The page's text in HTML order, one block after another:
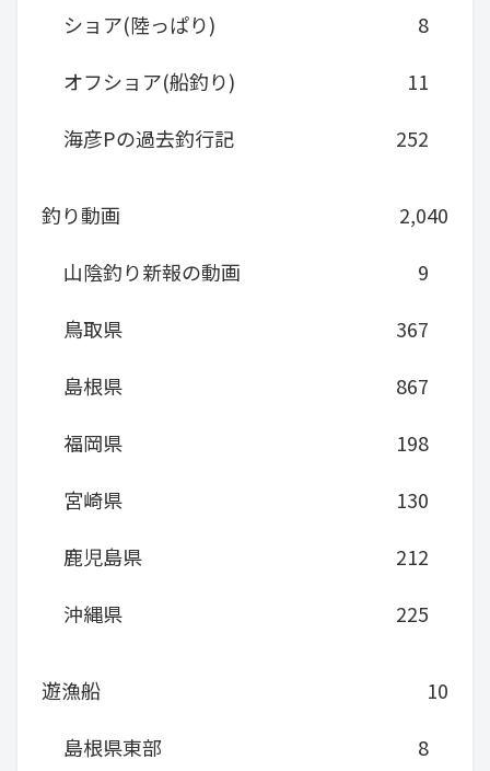
ショア(陸っぱり)
8
オフショア(船釣り)
11
海彦Pの過去釣行記
252
釣り動画
2,040
山陰釣り新報の動画
9
鳥取県
367
島根県
867
福岡県
198
宮崎県
130
鹿児島県
212
沖縄県
225
遊漁船
10
島根県東部
8